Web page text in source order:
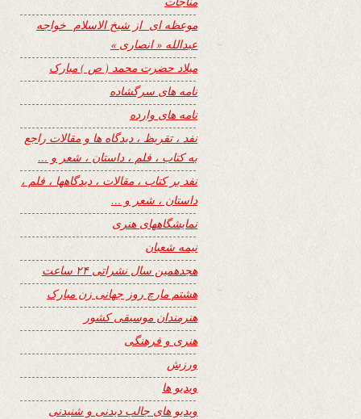
موعظه ای از شیخ الاسلام خواجه
عبدالله « انصاری »
میلاد حضرت محمد ( ص ) مبارک
نامه های سرگشاده
نامه های وارده
نفد ، تقریظ ، دیدگاه ها و مقالات راجع
به کتاب ، فلم ، داستان ، شعر و …
نفد بر کتاب ، مقالات ، دیدگاهها ، فلم ،
داستان ، شعر و …
نمایشگاههای هنری
نیمه شعبان
هجدهمین سال نشراتی ۲۴ ساعت
هشتم مارچ روز جهانی زن مبارک
هنرمندان موسیقی کشور
هنری و فرهنگی
ورزش
ویدیو ها
ویدیو های جالب دیدنی و شنیدنی